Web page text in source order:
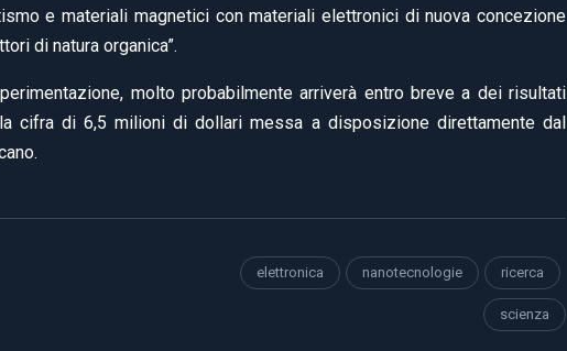
e materiali magnetici con materiali elettronici di nuova concezione
di natura organica”.
molto probabilmente arriverà entro breve a dei risultati
cifra di 6,5 milioni di dollari messa a disposizione direttamente dal
elettronica nanotecnologie ricerca
scienza